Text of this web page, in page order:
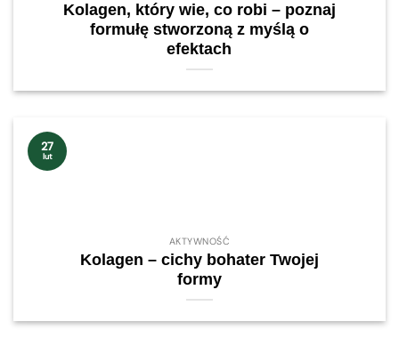
Kolagen, który wie, co robi – poznaj
formułę stworzoną z myślą o
efektach
AKTYWNOŚĆ
Kolagen – cichy bohater Twojej
formy
27
lut